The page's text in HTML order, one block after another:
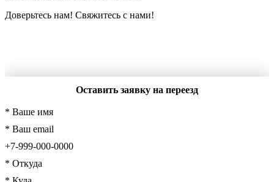
Доверьтесь нам! Свяжитесь с нами!
Оставить заявку на переезд